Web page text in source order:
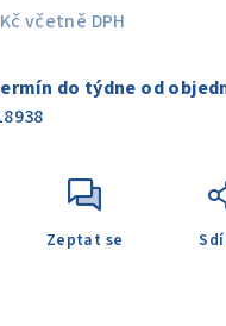
včetně DPH
do týdne od
Zeptat se